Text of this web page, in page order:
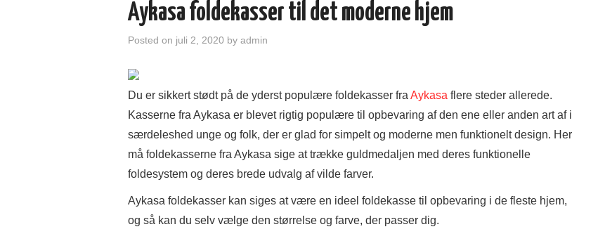
Aykasa foldekasser til det moderne hjem
Posted on juli 2, 2020 by admin
Du er sikkert stødt på de yderst populære foldekasser fra Aykasa flere steder allerede.
Kasserne fra Aykasa er blevet rigtig populære til opbevaring af den ene eller anden art af i
særdeleshed unge og folk, der er glad for simpelt og moderne men funktionelt design. Her
må foldekasserne fra Aykasa sige at trække guldmedaljen med deres funktionelle
foldesystem og deres brede udvalg af vilde farver.
Aykasa foldekasser kan siges at være en ideel foldekasse til opbevaring i de fleste hjem,
og så kan du selv vælge den størrelse og farve, der passer dig.